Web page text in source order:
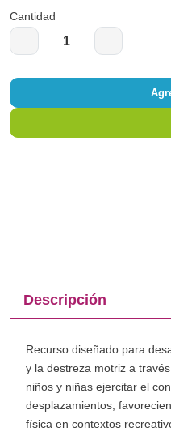
Cantidad
Descripción
Recurso diseñado para
y la destreza motriz a
niños y niñas ejercitar el
desplazamientos,
física en contextos